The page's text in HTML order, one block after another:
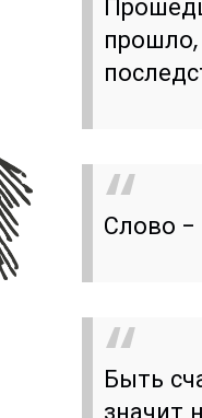
прошло,
Слово -
Быть